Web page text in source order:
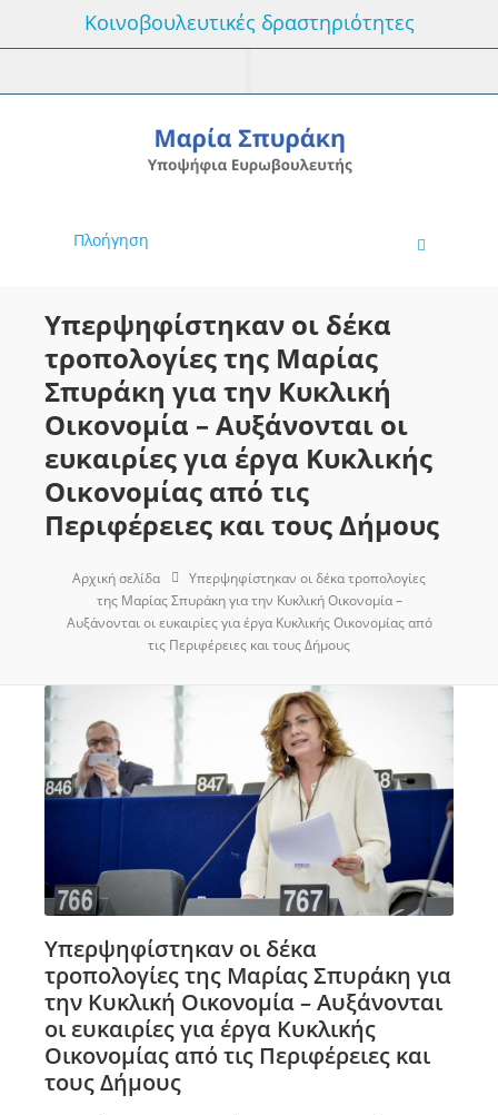
Κοινοβουλευτικές δραστηριότητες
Πλοήγηση
Υπερψηφίστηκαν οι δέκα
τροπολογίες της Μαρίας
Σπυράκη για την Κυκλική
Οικονομία – Αυξάνονται οι
ευκαιρίες για έργα Κυκλικής
Οικονομίας από τις
Περιφέρειες και τους Δήμους
Αρχική σελίδα
Υπερψηφίστηκαν οι δέκα τροπολογίες
της Μαρίας Σπυράκη για την Κυκλική Οικονομία –
Αυξάνονται οι ευκαιρίες για έργα Κυκλικής Οικονομίας από
τις Περιφέρειες και τους Δήμους
Υπερψηφίστηκαν οι δέκα
τροπολογίες της Μαρίας Σπυράκη για
την Κυκλική Οικονομία – Αυξάνονται
οι ευκαιρίες για έργα Κυκλικής
Οικονομίας από τις Περιφέρειες και
τους Δήμους